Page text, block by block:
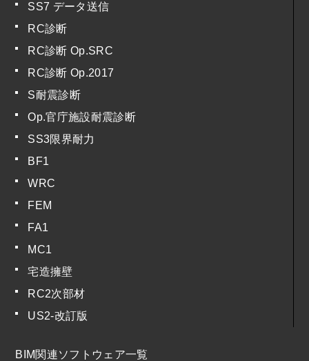
SS7 データ送信
RC診断
RC診断 Op.SRC
RC診断 Op.2017
S耐震診断
Op.官庁施設耐震診断
SS3限界耐力
BF1
WRC
FEM
FA1
MC1
宅造擁壁
RC2次部材
US2-改訂版
BIM関連ソフトウェア一覧